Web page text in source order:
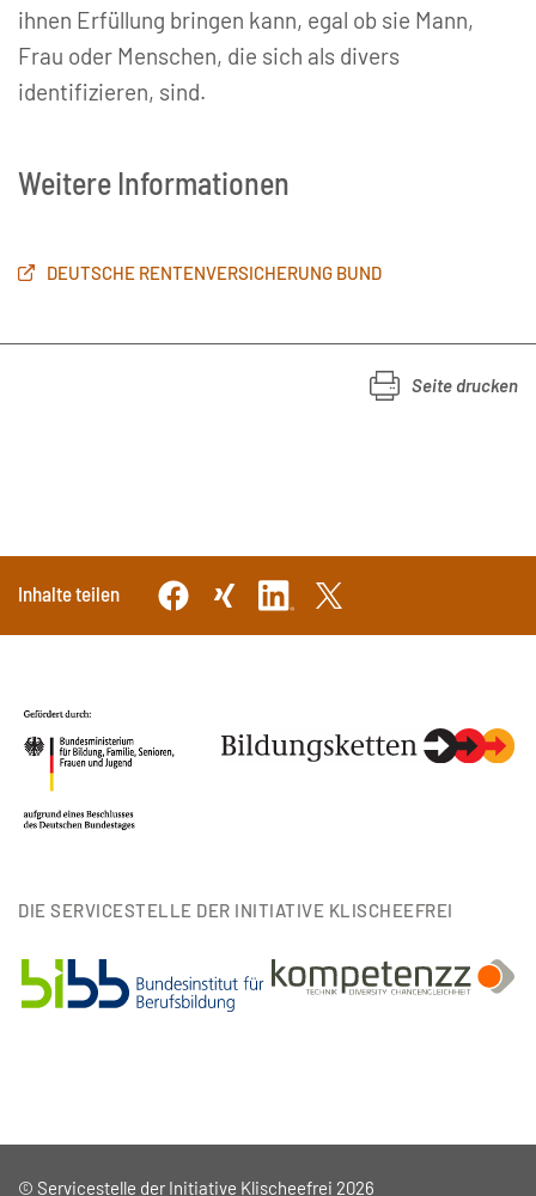
ihnen Erfüllung bringen kann, egal ob sie Mann,
Frau oder Menschen, die sich als divers
identifizieren, sind.
Weitere Informationen
DEUTSCHE RENTENVERSICHERUNG BUND
Seite drucken
Inhalte teilen
DIE SERVICESTELLE DER INITIATIVE KLISCHEEFREI
© Servicestelle der Initiative Klischeefrei 2026